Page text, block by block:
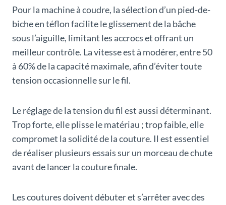
Pour la machine à coudre, la sélection d’un pied-de-
biche en téflon facilite le glissement de la bâche
sous l’aiguille, limitant les accrocs et offrant un
meilleur contrôle. La vitesse est à modérer, entre 50
à 60% de la capacité maximale, afin d’éviter toute
tension occasionnelle sur le fil.
Le réglage de la tension du fil est aussi déterminant.
Trop forte, elle plisse le matériau ; trop faible, elle
compromet la solidité de la couture. Il est essentiel
de réaliser plusieurs essais sur un morceau de chute
avant de lancer la couture finale.
Les coutures doivent débuter et s’arrêter avec des